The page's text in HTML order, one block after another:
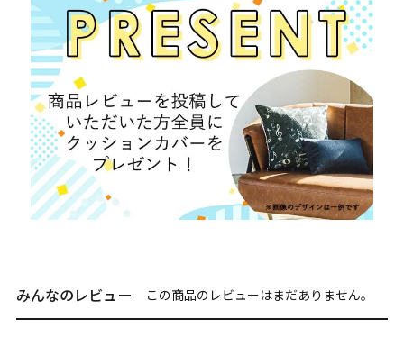
みんなのレビュー この商品のレビューはまだありません。